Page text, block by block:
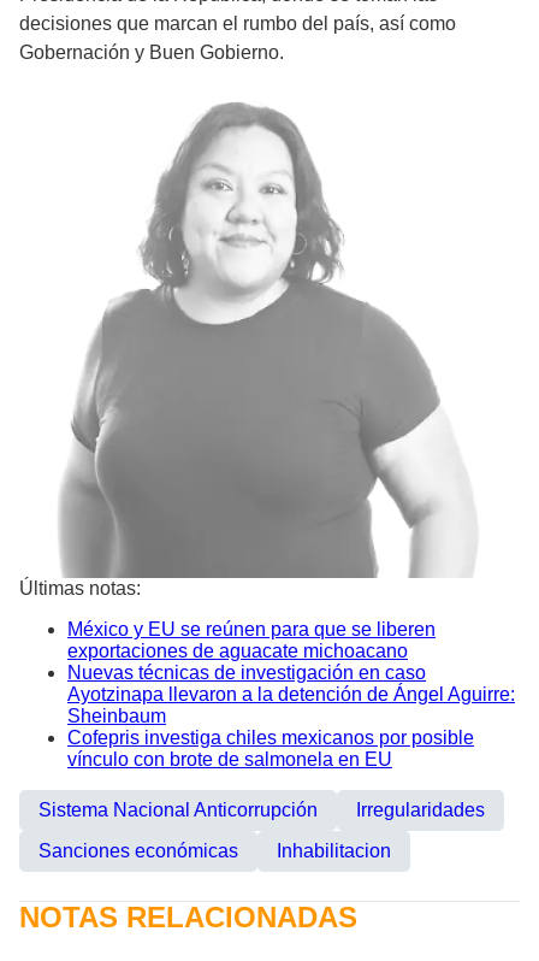
decisiones que marcan el rumbo del país, así como
Gobernación y Buen Gobierno.
Últimas notas:
México y EU se reúnen para que se liberen
exportaciones de aguacate michoacano
Nuevas técnicas de investigación en caso
Ayotzinapa llevaron a la detención de Ángel Aguirre:
Sheinbaum
Cofepris investiga chiles mexicanos por posible
vínculo con brote de salmonela en EU
Sistema Nacional Anticorrupción
Irregularidades
Sanciones económicas
Inhabilitacion
NOTAS RELACIONADAS